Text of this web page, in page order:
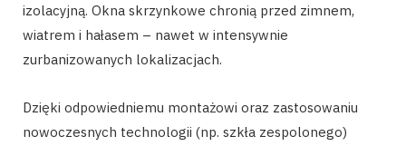
izolacyjną. Okna skrzynkowe chronią przed zimnem,
wiatrem i hałasem – nawet w intensywnie
zurbanizowanych lokalizacjach.
Dzięki odpowiedniemu montażowi oraz zastosowaniu
nowoczesnych technologii (np. szkła zespolonego)